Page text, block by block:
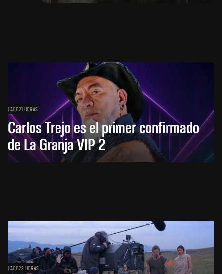
HACE 21 HORAS
Carlos Trejo es el primer confirmado
de La Granja VIP 2
HACE 22 HORAS